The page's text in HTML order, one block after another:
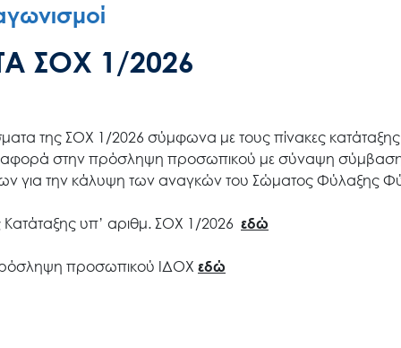
ΣΟΧ 1/2026
της ΣΟΧ 1/2026 σύμφωνα με τους πίνακες
στην πρόσληψη προσωπικού με σύναψη
για την κάλυψη των αναγκών του Σώματος
Κατάταξης υπ’ αριθμ. ΣΟΧ 1/2026 εδώ
προσωπικού ΙΔΟΧ εδώ